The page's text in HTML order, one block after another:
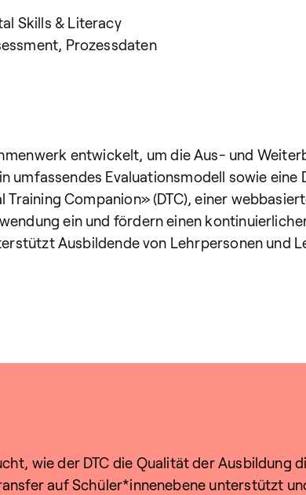
Skills & Literacy
Prozessdaten
entwickelt, um die Aus- und
umfassendes Evaluationsmodell sowie
Companion» (DTC), einer
ein und fördern einen
Ausbildende von Lehrpersonen und
wie der DTC die Qualität der Ausbildung
auf Schüler*innenebene unterstützt